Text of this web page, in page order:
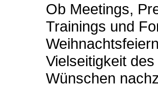
Ob Meetings,
Trainings und
Vielseitigkeit
Wünschen